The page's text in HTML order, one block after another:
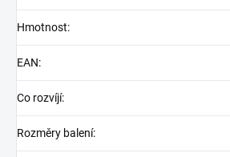
Hmotnost:
EAN:
Co rozvíjí:
Rozměry balení: